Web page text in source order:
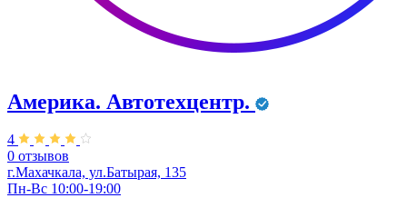
Америка. Автотехцентр.
4
0 отзывов
г.Махачкала, ул.Батырая, 135
Пн-Вс 10:00-19:00